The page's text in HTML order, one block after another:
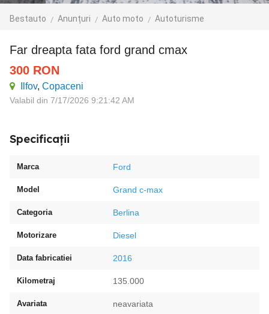
Bestauto Anunțuri Auto moto Autoturisme
Far dreapta fata ford grand cmax
300 RON
Ilfov, Copaceni
Valabil din 7/17/2026 9:21:42 AM
Specificații
Marca Ford
Model Grand c-max
Categoria Berlina
Motorizare Diesel
Data fabricatiei 2016
Kilometraj 135.000
Avariata neavariata